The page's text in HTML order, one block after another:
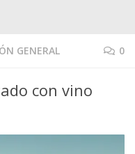
GENERAL 0
con vino